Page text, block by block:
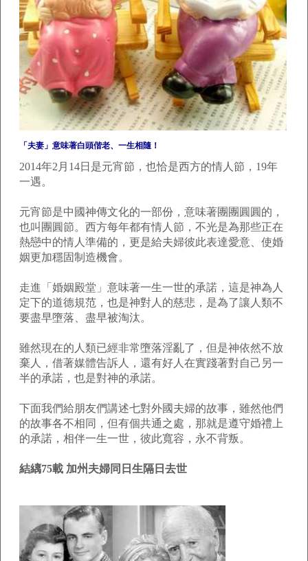
「夫妻」意味著白頭偕老、一生相隨！
2014年2月14日是元宵節，也恰是西方的情人節，19年
一遇。
元宵節是中國神傳文化的一部份，意味著團團圓圓的，
也叫團圓節。西方每年都有情人節，不光是為那些正在
熱戀中的情人準備的，更是給夫婦彼此表達愛意、使婚
姻更加穩固制造機會。
走進「婚姻殿堂」意味著一生一世的承諾，這是神為人
定下的道德規范，也是神對人的慈悲，是為了讓人類不
要盡早墮落、盡早被淘汰。
雖然現在的人類已經非常墮落淫亂了，但是神依然不放
棄人，借著媒體告訴人，還有好人在實踐著對自己另一
半的承諾，也是對神的承諾。
下面我們給朋友們講述七對外國夫婦的故事，雖然他們
的故事各不相同，但有個共通之處，那就是遵守婚禮上
的承諾，相伴一生一世，彼此寬容，永不背叛。
結縭75載 加州夫婦同日生隔日去世